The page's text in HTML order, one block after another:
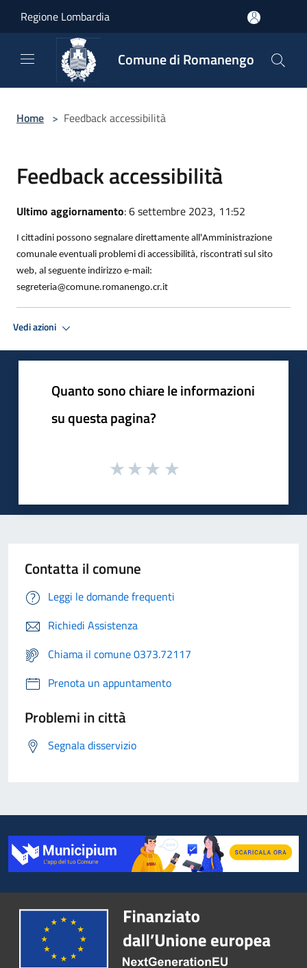
Regione Lombardia
Comune di Romanengo
Home > Feedback accessibilità
Feedback accessibilità
Ultimo aggiornamento: 6 settembre 2023, 11:52
I cittadini possono segnalare direttamente all'Amministrazione
comunale eventuali problemi di accessibilità, riscontrati sul sito
web, al seguente indirizzo e-mail:
segreteria@comune.romanengo.cr.it
Vedi azioni
Quanto sono chiare le informazioni
su questa pagina?
Contatta il comune
Leggi le domande frequenti
Richiedi Assistenza
Chiama il comune 0373.72117
Prenota un appuntamento
Problemi in città
Segnala disservizio